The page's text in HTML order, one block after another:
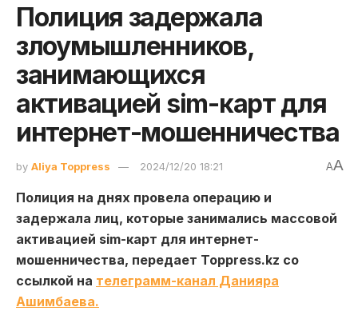
Полиция задержала
злоумышленников,
занимающихся
активацией sim-карт для
интернет-мошенничества
by Aliya Toppress 2024/12/20 18:21 AA
Полиция на днях провела операцию и
задержала лиц, которые занимались массовой
активацией sim-карт для интернет-
мошенничества, передает Toppress.kz со
ссылкой на телеграмм-канал Данияра
Ашимбаева.